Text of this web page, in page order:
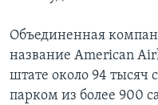
Объединенная
название American
штате около 94 тысяч
парком из более 900